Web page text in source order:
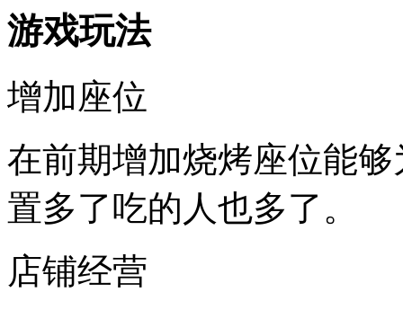
游戏玩法
增加座位
在前期增加烧烤座位能
置多了吃的人也多了。
店铺经营